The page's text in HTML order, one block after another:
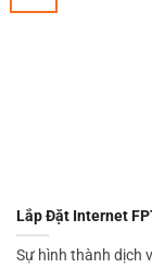
Lắp Đặt Internet
Sự hình thành dịch